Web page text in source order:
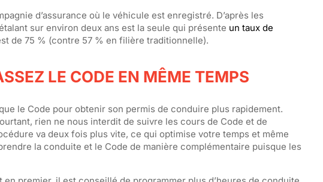
d’assurance où le véhicule est enregistré. D’après les
sur environ deux ans est la seule qui présente un taux de
de 75 % (contre 57 % en filière traditionnelle).
LE CODE EN MÊME TEMPS
le Code pour obtenir son permis de conduire plus rapidement.
rien ne nous interdit de suivre les cours de Code et de
va deux fois plus vite, ce qui optimise votre temps et même
la conduite et le Code de manière complémentaire puisque les